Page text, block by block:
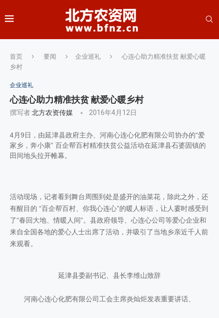
首页 要闻 企业巡礼
心连心助力精准扶贫 献爱心暖
乡村
企业巡礼
心连心助力精准扶贫 献爱心暖乡村
撰写者北方农资传媒 2016年4月12日
4月9日，由延津县政府主办、河南心连心化肥有限公司协办的“爱
家乡，奔小康” 百企帮百村精准扶贫公益活动在延津县石婆固镇的
田间地头拉开帷幕。
活动现场，记者看到舞台周围到处是盛开的油菜花，除此之外，还
有醒目的 “百企帮百村、你我心连心”的暖人标语，让人霎时感受到
了“春回大地、情暖人间”。县政府领导、心连心公司等爱心企业和
来自全国各地的爱心人士出席了活动，并吸引了当地乡亲近千人前
来观看。
延津县委副书记、县长李维山致辞
河南心连心化肥有限公司工会主席炎灿炬发表重要讲话、